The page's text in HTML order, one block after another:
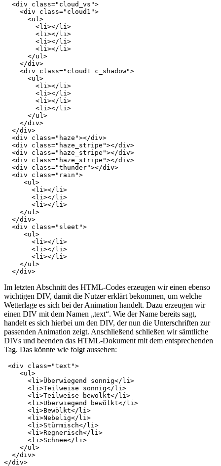
  <div class="cloud_vs">
    <div class="cloud1">
      <ul>
        <li></li>
        <li></li>
        <li></li>
        <li></li>
      </ul>
    </div>
    <div class="cloud1 c_shadow">
      <ul>
        <li></li>
        <li></li>
        <li></li>
        <li></li>
      </ul>
    </div>
  </div>
  <div class="haze"></div>
  <div class="haze_stripe"></div>
  <div class="haze_stripe"></div>
  <div class="haze_stripe"></div>
  <div class="thunder"></div>
  <div class="rain">
     <ul>
       <li></li>
       <li></li>
       <li></li>
    </ul>
  </div>
  <div class="sleet">
     <ul>
       <li></li>
       <li></li>
       <li></li>
    </ul>
  </div>
Im letzten Abschnitt des HTML-Codes erzeugen wir einen ebenso
wichtigen DIV, damit die Nutzer erklärt bekommen, um welche
Wetterlage es sich bei der Animation handelt. Dazu erzeugen wir
einen DIV mit dem Namen „text“. Wie der Name bereits sagt,
handelt es sich hierbei um den DIV, der nun die Unterschriften zur
passenden Animation zeigt. Anschließend schließen wir sämtliche
DIVs und beenden das HTML-Dokument mit dem entsprechenden
Tag. Das könnte wie folgt aussehen:
<div class="text">
    <ul>
      <li>Überwiegend sonnig</li>
      <li>Teilweise sonnig</li>
      <li>Teilweise bewölkt</li>
      <li>Überwiegend bewölkt</li>
      <li>Bewölkt</li>
      <li>Nebelig</li>
      <li>Stürmisch</li>
      <li>Regnerisch</li>
      <li>Schnee</li>
    </ul>
  </div>
</div>